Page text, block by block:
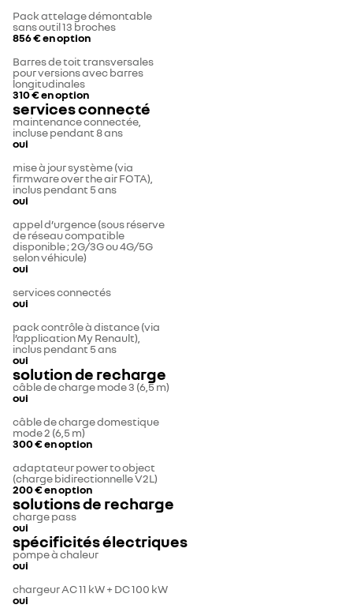
Pack attelage démontable
sans outil 13 broches
856 €en option
Barres de toit transversales
pour versions avec barres
longitudinales
310 €en option
services connecté
maintenance connectée,
incluse pendant 8 ans
oui
mise à jour système (via
firmware over the air FOTA),
inclus pendant 5 ans
oui
appel d’urgence (sous réserve
de réseau compatible
disponible ; 2G/3G ou 4G/5G
selon véhicule)
oui
services connectés
oui
pack contrôle à distance (via
l’application My Renault),
inclus pendant 5 ans
oui
solution de recharge
câble de charge mode 3 (6,5 m)
oui
câble de charge domestique
mode 2 (6,5 m)
300 €en option
adaptateur power to object
(charge bidirectionnelle V2L)
200 €en option
solutions de recharge
charge pass
oui
spécificités électriques
pompe à chaleur
oui
chargeur AC 11 kW + DC 100 kW
oui